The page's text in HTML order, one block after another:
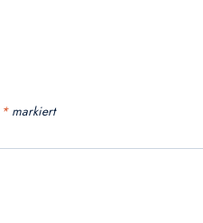
*markiert